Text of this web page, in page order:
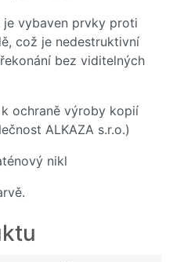
vybaven prvky proti
což je nedestruktivní
bez viditelných
ochraně výroby kopií
ALKAZA s.r.o.)
nikl